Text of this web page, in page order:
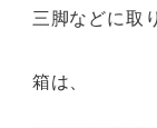
三脚などに取
箱は、